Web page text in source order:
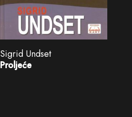
Sigrid Undset
Proljeće